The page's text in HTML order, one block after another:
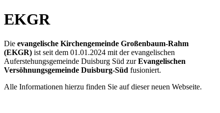
EKGR
Die evangelische Kirchengemeinde Großenbaum-Rahm
(EKGR) ist seit dem 01.01.2024 mit der evangelischen
Auferstehungsgemeinde Duisburg Süd zurEvangelischen
Versöhnungsgemeinde Duisburg-Süd fusioniert.
Alle Informationen hierzu finden Sie auf dieser neuen Webseite.